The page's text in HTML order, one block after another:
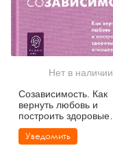
Нет в наличии
Созависимость. Как
вернуть любовь и
построить здоровые
отношения
Уведомить